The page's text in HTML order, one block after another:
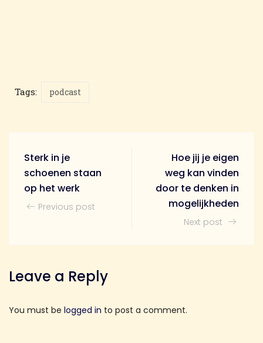
Tags: podcast
Sterk in je
schoenen staan
op het werk
Previous post
Hoe jij je eigen
weg kan vinden
door te denken in
mogelijkheden
Next post
Leave a Reply
You must be logged in to post a comment.